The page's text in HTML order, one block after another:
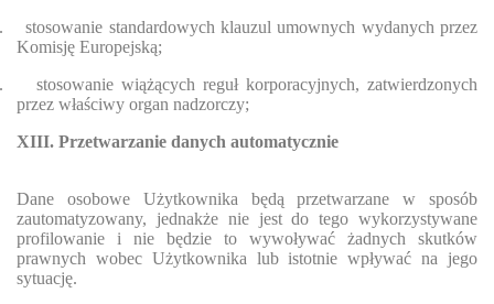
stosowanie standardowych klauzul umownych wydanych przez
Komisję Europejską;
stosowanie wiążących reguł korporacyjnych, zatwierdzonych
przez właściwy organ nadzorczy;
XIII. Przetwarzanie danych automatycznie
Dane osobowe Użytkownika będą przetwarzane w sposób
zautomatyzowany, jednakże nie jest do tego wykorzystywane
profilowanie i nie będzie to wywoływać żadnych skutków
prawnych wobec Użytkownika lub istotnie wpływać na jego
sytuację.